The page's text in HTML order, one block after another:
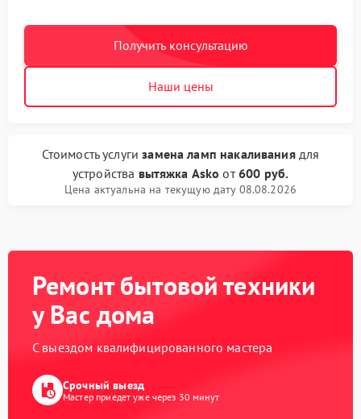
Получить консультацию
Наши цены
Стоимость услугизамена ламп накаливаниядля
устройства вытяжка Asko от600 руб.
Цена актуальна на текущую дату 08.08.2026
Ремонт бытовой техники
у Вас дома
С выездом квалифицированного мастера
Срочный выезд
Мастер приедет уже через 30 минут